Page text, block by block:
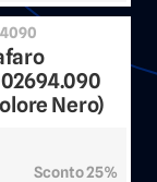
Nero)
Sconto 25%